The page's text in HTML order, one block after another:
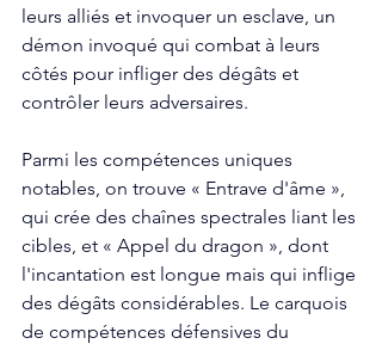
leurs alliés et invoquer un esclave, un
démon invoqué qui combat à leurs
côtés pour infliger des dégâts et
contrôler leurs adversaires.
Parmi les compétences uniques
notables, on trouve « Entrave d'âme »,
qui crée des chaînes spectrales liant les
cibles, et « Appel du dragon », dont
l'incantation est longue mais qui inflige
des dégâts considérables. Le carquois
de compétences défensives du